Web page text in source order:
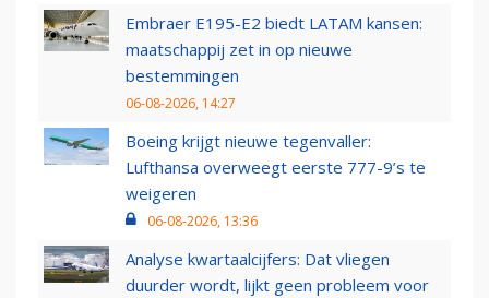
Embraer E195-E2 biedt LATAM kansen:
maatschappij zet in op nieuwe
bestemmingen
06-08-2026, 14:27
Boeing krijgt nieuwe tegenvaller:
Lufthansa overweegt eerste 777-9’s te
weigeren
06-08-2026, 13:36
Analyse kwartaalcijfers: Dat vliegen
duurder wordt, lijkt geen probleem voor